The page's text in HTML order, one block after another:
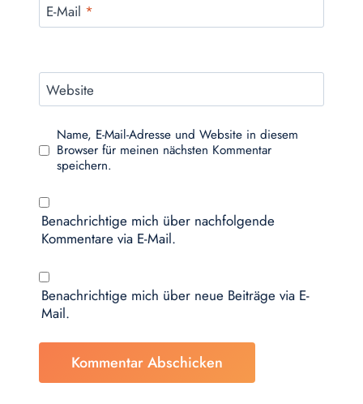
E-Mail *
Website
Name, E-Mail-Adresse und Website in diesem
Browser für meinen nächsten Kommentar
speichern.
Benachrichtige mich über nachfolgende
Kommentare via E-Mail.
Benachrichtige mich über neue Beiträge via E-
Mail.